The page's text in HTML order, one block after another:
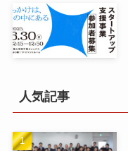
人気記事